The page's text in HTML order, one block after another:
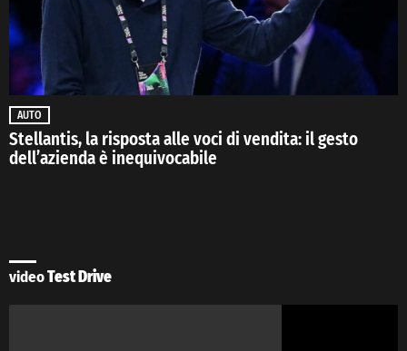
AUTO
Stellantis, la risposta alle voci di vendita: il gesto
dell’azienda è inequivocabile
videoTest Drive